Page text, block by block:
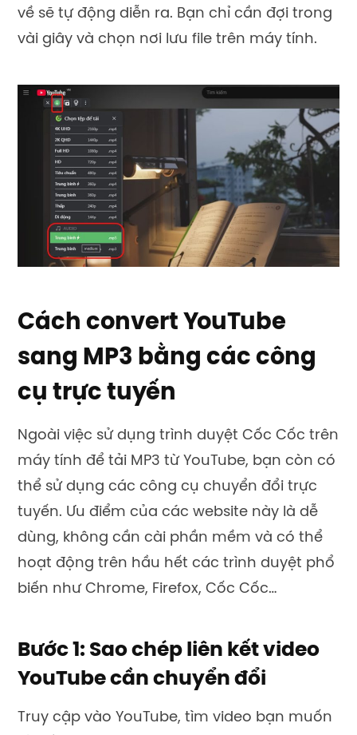
về sẽ tự động diễn ra. Bạn chỉ cần đợi trong
vài giây và chọn nơi lưu file trên máy tính.
Cách convert YouTube
sang MP3 bằng các công
cụ trực tuyến
Ngoài việc sử dụng trình duyệt Cốc Cốc trên
máy tính để tải MP3 từ YouTube, bạn còn có
thể sử dụng các công cụ chuyển đổi trực
tuyến. Ưu điểm của các website này là dễ
dùng, không cần cài phần mềm và có thể
hoạt động trên hầu hết các trình duyệt phổ
biến như Chrome, Firefox, Cốc Cốc…
Bước 1: Sao chép liên kết video
YouTube cần chuyển đổi
Truy cập vào YouTube, tìm video bạn muốn